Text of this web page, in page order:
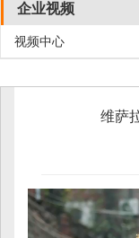
企业视频
视频中心
维萨